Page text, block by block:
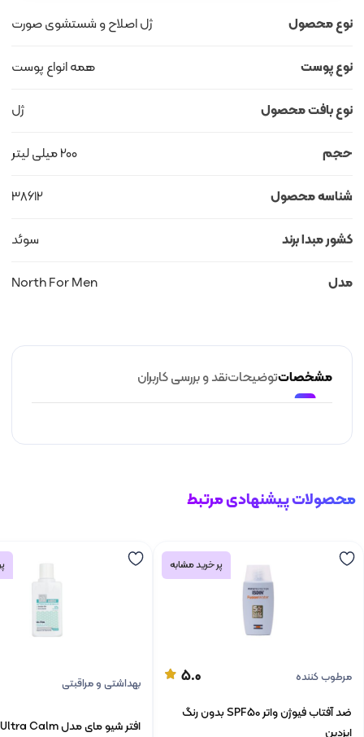
نوع محصول ژل اصلاح و شستشوی صورت
نوع پوست همه انواع پوست
نوع بافت محصول ژل
حجم 200 میلی لیتر
شناسه محصول 38612
کشور مبدا برند سوئد
مدل North For Men
مشخصاتتوضیحاتنقد و بررسی کاربران
محصولات پیشنهادی مرتبط
پر خرید مشابه
مرطوب کننده 5.0
ضد آفتاب فیوژن واتر SPF50 بدون رنگ
ایزدین
بهداشتی و مراقبتی
افتر شیو مای مدل Ultra Calm